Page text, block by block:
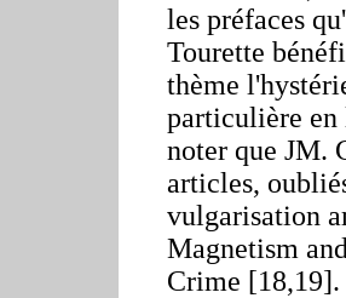
les préfaces
Tourette
thème
particulière
noter que JM.
articles,
vulgarisation
Magnetism
Crime [18,19].